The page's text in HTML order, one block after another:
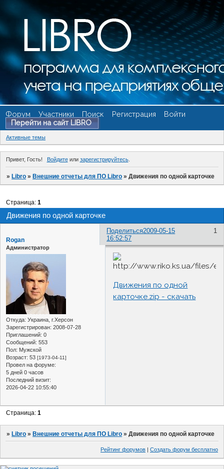
Форум Участники Поиск Регистрация
Войти
Перейти на сайт LIBRO
Активные темы
Привет, Гость! Войдитеили зарегистрируйтесь.
»Libro »Внешние отчеты для ПО Libro »Движения по одной карточке
Движения по одной карточке
Страница:1
Поделиться 1
2009-05-15
16:52:57
Rogan
Администратор
Откуда: Украина, г.Херсон
Зарегистрирован: 2008-07-28
Приглашений: 0
Сообщений: 553
Пол: Мужской
Возраст: 53 [1973-04-11]
Провел на форуме:
5 дней 0 часов
Последний визит:
2026-04-22 10:55:40
Движения по одной
карточке.zip - скачать
Страница:1
»Libro »Внешние отчеты для ПО Libro »Движения по одной карточке
Рейтинг форумов | Создать форум бесплатно